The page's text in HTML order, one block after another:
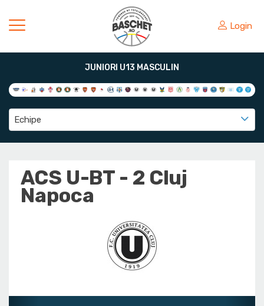
Login
JUNIORI U13 MASCULIN
Echipe
ACS U-BT - 2 Cluj
Napoca